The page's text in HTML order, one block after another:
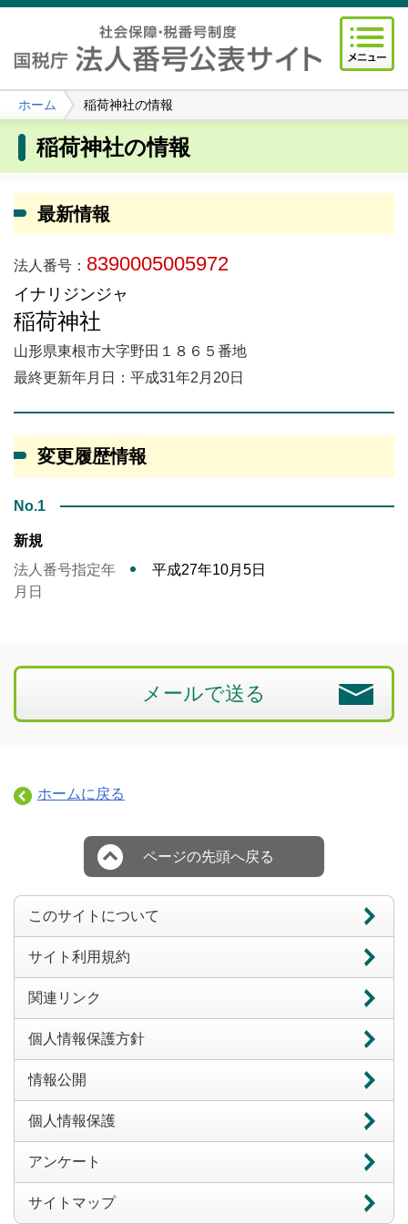
ホーム 稲荷神社の情報
稲荷神社の情報
最新情報
法人番号： 8390005005972
イナリジンジャ
稲荷神社
山形県東根市大字野田１８６５番地
最終更新年月日：平成31年2月20日
変更履歴情報
No.1
新規
法人番号指定年
月日
平成27年10月5日
メールで送る
ホームに戻る
ページの先頭へ戻る
このサイトについて
サイト利用規約
関連リンク
個人情報保護方針
情報公開
個人情報保護
アンケート
サイトマップ